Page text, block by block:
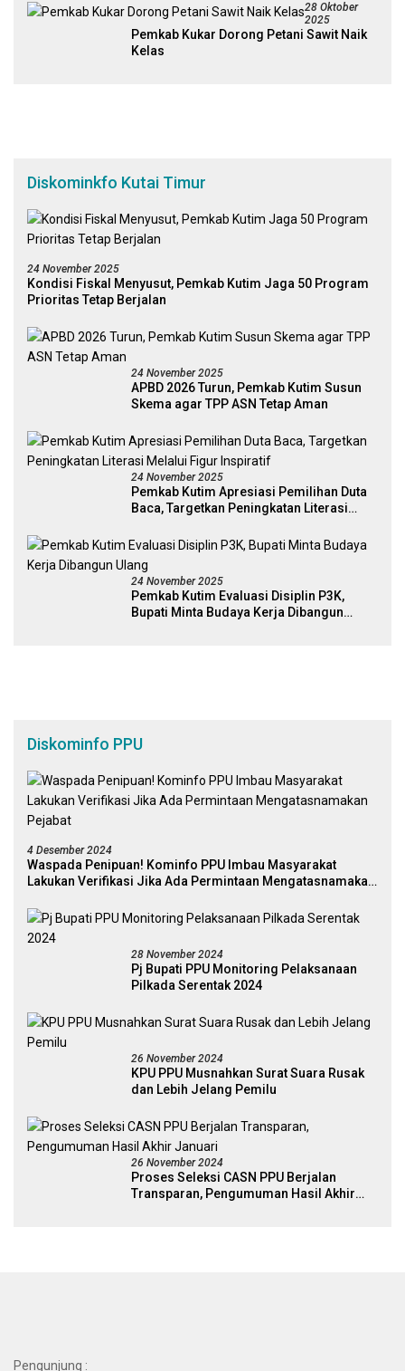
28 Oktober
2025
Pemkab Kukar Dorong Petani Sawit Naik
Kelas
Diskominkfo Kutai Timur
24 November 2025
Kondisi Fiskal Menyusut, Pemkab Kutim Jaga 50 Program
Prioritas Tetap Berjalan
24 November 2025
APBD 2026 Turun, Pemkab Kutim Susun
Skema agar TPP ASN Tetap Aman
24 November 2025
Pemkab Kutim Apresiasi Pemilihan Duta
Baca, Targetkan Peningkatan Literasi
24 November 2025
Pemkab Kutim Evaluasi Disiplin P3K,
Bupati Minta Budaya Kerja Dibangun
Diskominfo PPU
4 Desember 2024
Waspada Penipuan! Kominfo PPU Imbau Masyarakat
Lakukan Verifikasi Jika Ada Permintaan Mengatasnamakan
28 November 2024
Pj Bupati PPU Monitoring Pelaksanaan
Pilkada Serentak 2024
26 November 2024
KPU PPU Musnahkan Surat Suara Rusak
dan Lebih Jelang Pemilu
26 November 2024
Proses Seleksi CASN PPU Berjalan
Transparan, Pengumuman Hasil Akhir
Pengunjung :